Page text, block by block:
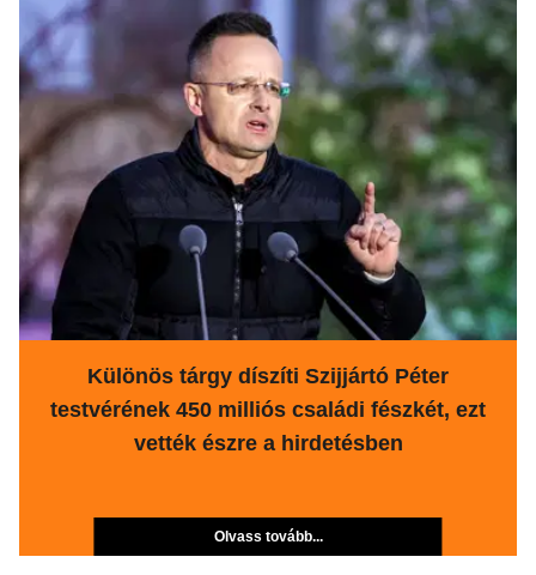
Különös tárgy díszíti Szijjártó Péter
testvérének 450 milliós családi fészkét, ezt
vették észre a hirdetésben
Olvass tovább...